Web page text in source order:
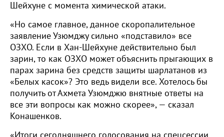
Шейхуне с момента химической атаки.
«Но самое главное, данное скоропалительное
заявление Узюмджу сильно «подставило» все
ОЗХО. Если в Хан-Шейхуне действительно был
зарин, то как ОЗХО может объяснить прыгающих в
парах зарина без средств защиты шарлатанов из
«Белых касок»? Это ведь видели все. Хотелось бы
получить от Ахмета Узюмджю внятные ответы на
все эти вопросы как можно скорее», — сказал
Конашенков.